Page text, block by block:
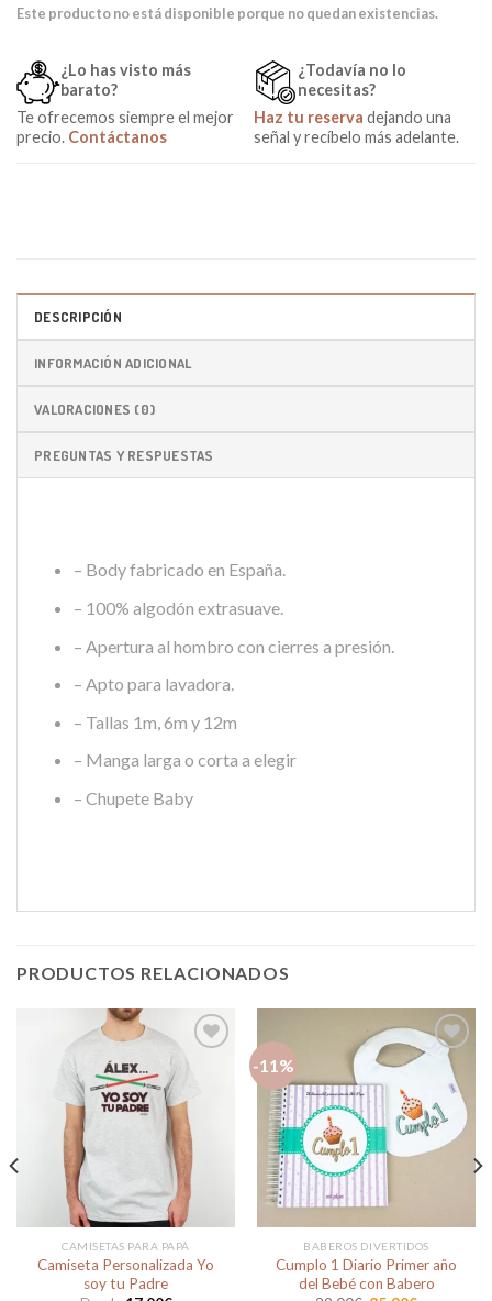
Este producto no está disponible porque no quedan existencias.
¿Lo has visto más
barato?
Te ofrecemos siempre el mejor
precio. Contáctanos
¿Todavía no lo
necesitas?
Haz tu reserva dejando una
señal y recíbelo más adelante.
DESCRIPCIÓN
INFORMACIÓN ADICIONAL
VALORACIONES (0)
PREGUNTAS Y RESPUESTAS
– Body fabricado en España.
– 100% algodón extrasuave.
– Apertura al hombro con cierres a presión.
– Apto para lavadora.
– Tallas 1m, 6m y 12m
– Manga larga o corta a elegir
– Chupete Baby
PRODUCTOS RELACIONADOS
Añadir
lista de
deseos
CAMISETAS PARA PAPÁ
Camiseta Personalizada Yo
soy tu Padre
-11%
Añadir
a la
lista de
deseos
BABEROS DIVERTIDOS
Cumplo 1 Diario Primer año
del Bebé con Babero